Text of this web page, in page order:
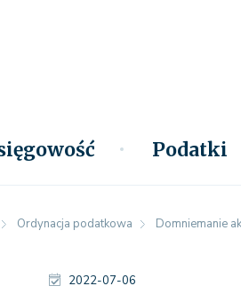
Podatki
Ordynacja podatkowa Domniemanie
2022-07-06